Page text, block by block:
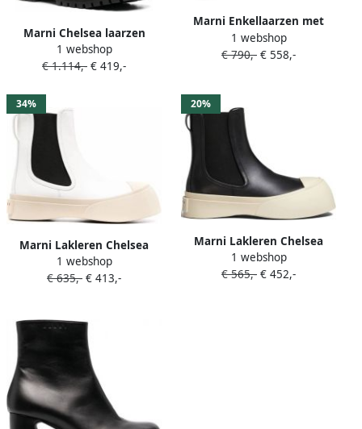
Marni Chelsea laarzen
Zwart
1 webshop
€ 1.114,- € 419,-
Marni Enkellaarzen met
geribbelde zool Zwart
1 webshop
€ 790,- € 558,-
34%
Marni Lakleren Chelsea
laarzen Wit
1 webshop
€ 635,- € 413,-
20%
Marni Lakleren Chelsea
laarzen Zwart
1 webshop
€ 565,- € 452,-